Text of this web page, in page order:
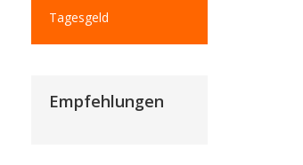
Tagesgeld
Empfehlungen